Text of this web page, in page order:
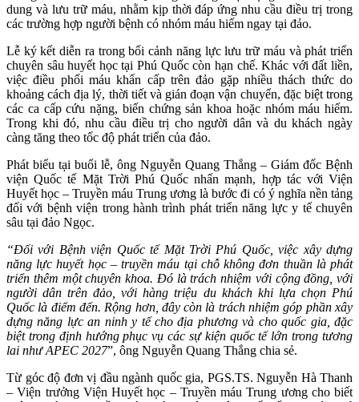
dung và lưu trữ máu, nhằm kịp thời đáp ứng nhu cầu điều trị trong
các trường hợp người bệnh có nhóm máu hiếm ngay tại đảo.
Lễ ký kết diễn ra trong bối cảnh năng lực lưu trữ máu và phát triển
chuyên sâu huyết học tại Phú Quốc còn hạn chế. Khác với đất liền,
việc điều phối máu khẩn cấp trên đảo gặp nhiều thách thức do
khoảng cách địa lý, thời tiết và gián đoạn vận chuyển, đặc biệt trong
các ca cấp cứu nặng, biến chứng sản khoa hoặc nhóm máu hiếm.
Trong khi đó, nhu cầu điều trị cho người dân và du khách ngày
càng tăng theo tốc độ phát triển của đảo.
Phát biểu tại buổi lễ, ông Nguyễn Quang Thắng – Giám đốc Bệnh
viện Quốc tế Mặt Trời Phú Quốc nhấn mạnh, hợp tác với Viện
Huyết học – Truyền máu Trung ương là bước đi có ý nghĩa nền tảng
đối với bệnh viện trong hành trình phát triển năng lực y tế chuyên
sâu tại đảo Ngọc.
“Đối với Bệnh viện Quốc tế Mặt Trời Phú Quốc, việc xây dựng
năng lực huyết học – truyền máu tại chỗ không đơn thuần là phát
triển thêm một chuyên khoa. Đó là trách nhiệm với cộng đồng, với
người dân trên đảo, với hàng triệu du khách khi lựa chọn Phú
Quốc là điểm đến. Rộng hơn, đây còn là trách nhiệm góp phần xây
dựng năng lực an ninh y tế cho địa phương và cho quốc gia, đặc
biệt trong định hướng phục vụ các sự kiện quốc tế lớn trong tương
lai như APEC 2027”, ông Nguyễn Quang Thắng chia sẻ.
Từ góc độ đơn vị đầu ngành quốc gia, PGS.TS. Nguyễn Hà Thanh
– Viện trưởng Viện Huyết học – Truyền máu Trung ương cho biết